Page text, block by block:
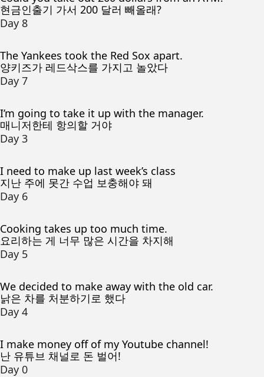
현금인출기 가서 200 달러 빼올래?
Day 8
The Yankees took the Red Sox apart.
양키즈가 레드삭스를 가지고 놀았다
Day 7
I’m going to take it up with the manager.
매니저한테 항의할 거야
Day 3
I need to make up last week’s class
지난 주에 못간 수업 보충해야 돼
Day 6
Cooking takes up too much time.
요리하는 게 너무 많은 시간을 차지해
Day 5
We decided to make away with the old car.
낡은 차를 처분하기로 했다
Day 4
I make money off of my Youtube channel!
난 유튜브 채널로 돈 벌어!
Day 0